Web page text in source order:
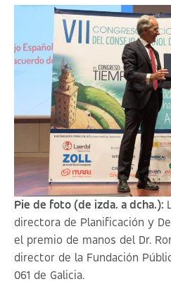
Pie de foto (de izda. a dcha.):
directora de Planificación y
el premio de manos del Dr.
director de la Fundación
061 de Galicia.